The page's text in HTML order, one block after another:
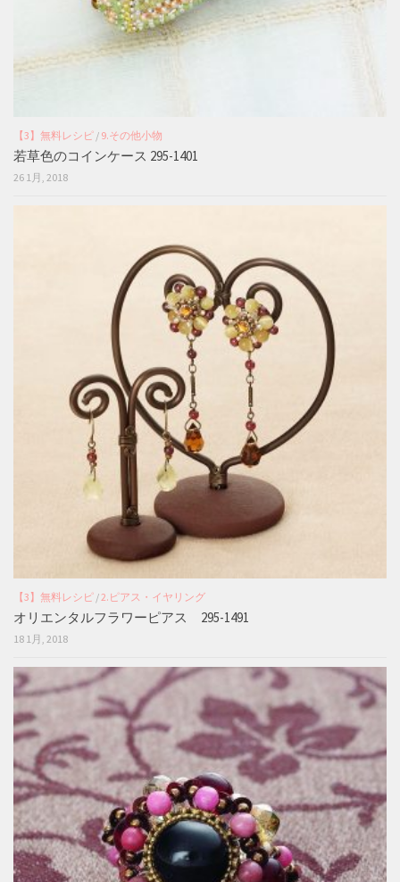
【3】無料レシピ / 9.その他小物
若草色のコインケース 295-1401
26 1月, 2018
【3】無料レシピ /2.ピアス・イヤリング
オリエンタルフラワーピアス 295-1491
18 1月, 2018